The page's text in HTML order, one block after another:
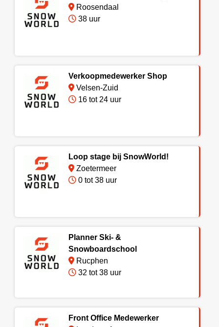
Roosendaal
38 uur
Verkoopmedewerker Shop
Velsen-Zuid
16 tot 24 uur
Loop stage bij SnowWorld!
Zoetermeer
0 tot 38 uur
Planner Ski- &
Snowboardschool
Rucphen
32 tot 38 uur
Front Office Medewerker